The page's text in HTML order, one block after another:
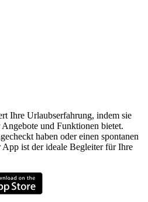
Ihre Urlaubserfahrung, indem sie
Angebote und Funktionen bietet.
haben oder einen spontanen
ist der ideale Begleiter für Ihre